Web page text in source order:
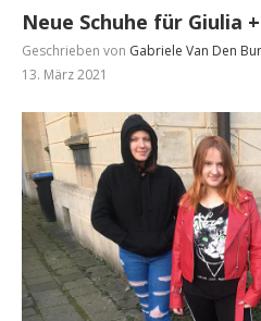
Neue Schuhe für Giulia
Geschrieben von Gabriele Van Den
13. März 2021